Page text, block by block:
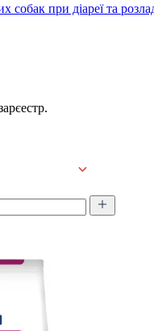
собак при діареї та